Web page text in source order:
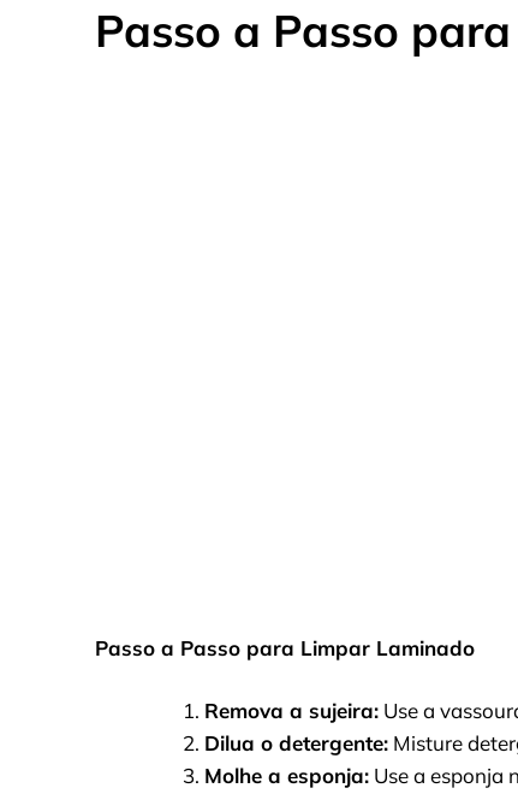
Passo a Passo
Passo a Passo para Limpar Laminado
Remova a sujeira: Use a
Dilua o detergente: Misture
Molhe a esponja: Use a esponja